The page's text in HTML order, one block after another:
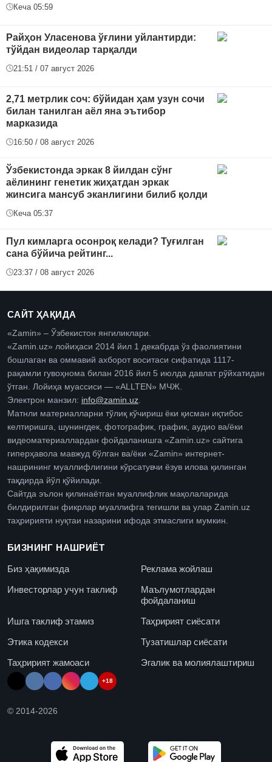
Кеча 05:59
Райҳон Уласенова ўғлини уйлантирди:
тўйдан видеолар тарқалди
21:51 / 07 август 2026
2,71 метрлик соч: бўйидан ҳам узун сочи
билан танилган аёл яна эътибор
марказида
16:50 / 08 август 2026
Ўзбекистонда эркак 8 йилдан сўнг
аёлининг генетик жиҳатдан эркак
жинсига мансуб эканлигини билиб қолди
Кеча 05:37
Пул кимларга осонроқ келади? Туғилган
сана бўйича рейтинг...
23:37 / 08 август 2026
САЙТ ҲАҚИДА
«Zamin» – Ўзбекистон янгиликлари.
«Zamin.uz» лойиҳаси 2014 йил 1 декабрда ўз фаолиятини
бошлаган ва оммавий ахборот воситаси сифатида 1117-
рақамли гувоҳнома билан 2016 йил 5 июлда давлат рўйхатидан
ўтган. Лойиҳа муассиси — «ALLTEN» МЧЖ.
Электрон манзил: info@zamin.uz
Матнли материалларни тўлиқ кўчириш ёки қисман иқтибос
келтиришга, шунингдек, фотографик, график, аудио ва/ёки
видеоматериаллардан фойдаланишга «Zamin.uz» сайтига
гиперҳавола мавжуд бўлган ва/ёки «Zamin» интернет-
нашрининг муаллифлигини кўрсатувчи ёзув илова қилинган
тақдирда йўл қўйилади.
Сайтда эълон қилинаётган муаллифлик мақолаларида
билдирилган фикрлар муаллифга тегишли ва улар Zamin.uz
таҳририяти нуқтаи назарини ифода этмаслиги мумкин.
БИЗНИНГ НАШРИЁТ
Биз ҳақимизда
Реклама жойлаш
Инвесторлар учун таклиф
Маълумотлардан
фойдаланиш
Ишга таклиф этамиз
Таҳририят сиёсати
Этика кодекси
Тузатишлар сиёсати
Таҳририят жамоаси
Эгалик ва молиялаштириш
+18
© 2014-2026